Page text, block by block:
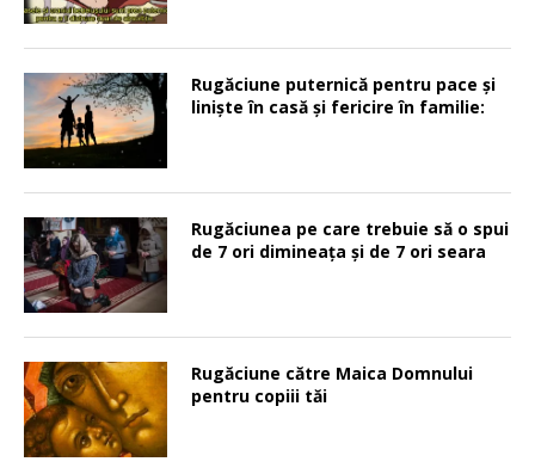
Rugăciune puternică pentru pace şi
linişte în casă şi fericire în familie:
Rugăciunea pe care trebuie să o spui
de 7 ori dimineața și de 7 ori seara
Rugăciune către Maica Domnului
pentru copiii tăi